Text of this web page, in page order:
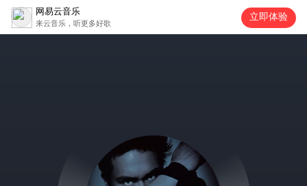
网易云音乐
来云音乐，听更多好歌
立即体验